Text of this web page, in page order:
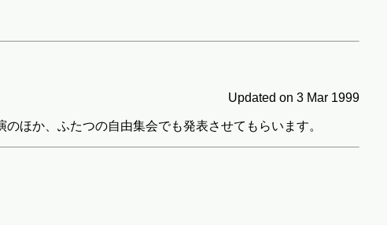
Updated on 3 Mar 1999
ほか、ふたつの自由集会でも発表させてもらいます。